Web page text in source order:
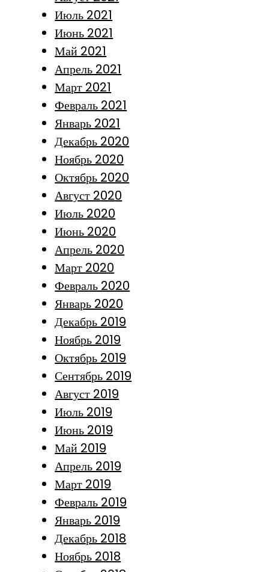
Июль 2021
Июнь 2021
Май 2021
Апрель 2021
Март 2021
Февраль 2021
Январь 2021
Декабрь 2020
Ноябрь 2020
Октябрь 2020
Август 2020
Июль 2020
Июнь 2020
Апрель 2020
Март 2020
Февраль 2020
Январь 2020
Декабрь 2019
Ноябрь 2019
Октябрь 2019
Сентябрь 2019
Август 2019
Июль 2019
Июнь 2019
Май 2019
Апрель 2019
Март 2019
Февраль 2019
Январь 2019
Декабрь 2018
Ноябрь 2018